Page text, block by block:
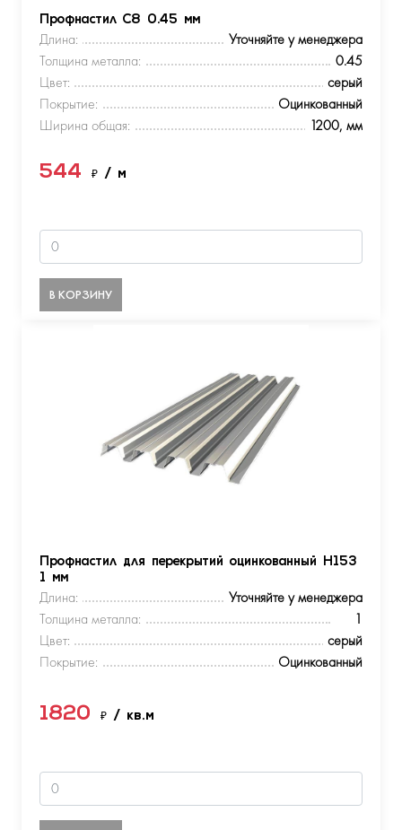
Профнастил С8 0.45 мм
Длина:
Уточняйте у менеджера
Толщина металла:
0.45
Цвет:
серый
Покрытие:
Оцинкованный
Ширина общая:
1200, мм
544 ₽ / м
В КОРЗИНУ
Профнастил для перекрытий оцинкованный Н153
1 мм
Длина:
Уточняйте у менеджера
Толщина металла:
1
Цвет:
серый
Покрытие:
Оцинкованный
1820 ₽ / кв.м